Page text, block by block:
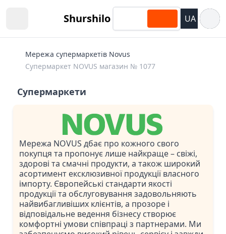
Shurshilo UA
Мережа супермаркетів Novus
Супермаркет NOVUS магазин № 1077
Супермаркети
Мережа NOVUS дбає про кожного свого
покупця та пропонує лише найкраще – свіжі,
здорові та смачні продукти, а також широкий
асортимент ексклюзивної продукції власного
імпорту. Європейські стандарти якості
продукції та обслуговування задовольняють
найвибагливіших клієнтів, а прозоре і
відповідальне ведення бізнесу створює
комфортні умови співпраці з партнерами. Ми